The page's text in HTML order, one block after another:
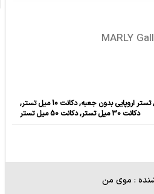
,تستر اروپایی بدون جعبه,دکانت 10 میل تستر
,
دکانت 30 میل تستر
,دکانت 50 میل تستر
: موی من